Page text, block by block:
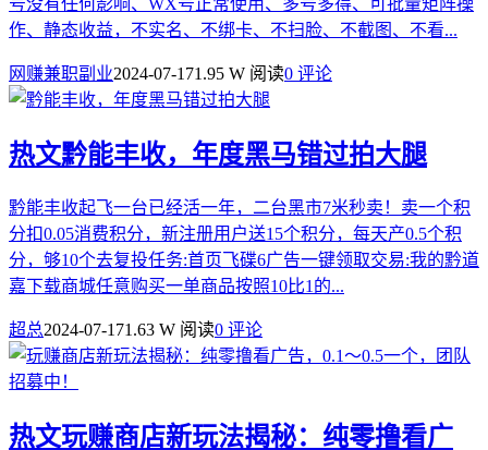
作、静态收益，不实名、不绑卡、不扫脸、不截图、不看...
网赚兼职副业2024-07-171.95 W 阅读0 评论
热文黔能丰收，年度黑马错过拍大腿
黔能丰收起飞一台已经活一年，二台黑市7米秒卖！卖一个积
分扣0.05消费积分，新注册用户送15个积分，每天产0.5个积
分，够10个去复投任务:首页飞碟6广告一键领取交易:我的黔道
嘉下载商城任意购买一单商品按照10比1的...
超总2024-07-171.63 W 阅读0 评论
热文玩赚商店新玩法揭秘：纯零撸看广